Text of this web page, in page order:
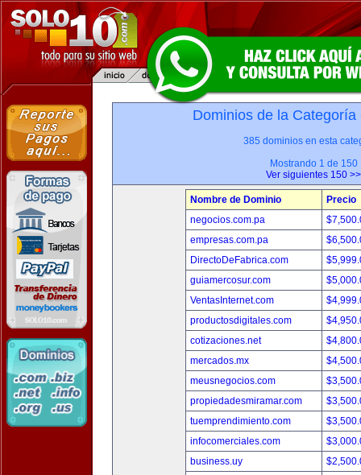
Dominios de la
385 dominios en esta
Mostrando 1 de 150
Ver siguientes 150 >>
Nombre de Dominio
Precio
negocios.com.pa
empresas.com.pa
DirectoDeFabrica.com
guiamercosur.com
VentasInternet.com
productosdigitales.com
cotizaciones.net
mercados.mx
meusnegocios.com
propiedadesmiramar.com
tuemprendimiento.com
infocomerciales.com
business.uy